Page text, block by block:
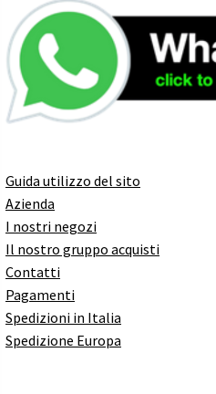
Guida utilizzo del sito
Azienda
I nostri negozi
Il nostro gruppo acquisti
Contatti
Pagamenti
Spedizioni in Italia
Spedizione Europa